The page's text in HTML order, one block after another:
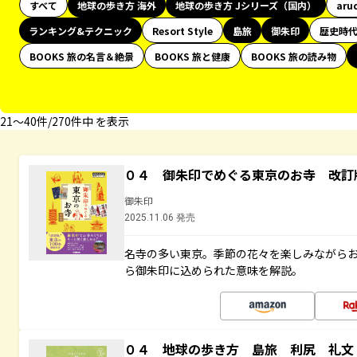
すべて 地球の歩き方 海外 地球の歩き方 Jシリーズ（国内）
ランキング&テクニック
Resort Style 島旅 御朱印
歴史時代
BOOKS 旅の名言＆絶景
BOOKS 旅と健康 BOOKS 旅の読み物
21〜40件/270件中 を表示
０４ 御朱印でめぐる東京のお寺 改訂
御朱印
2025.11.06 発売
名寺の多い東京。季節の花々を楽しみながら
ら御朱印に込められた意味を解説。
０４ 地球の歩き方 島旅 利尻 礼